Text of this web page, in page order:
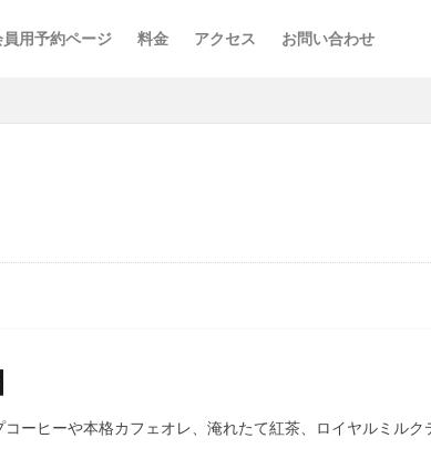
員用予約ページ 料金 アクセス お問い合わせ
ーヒーや本格カフェオレ、淹れたて紅茶、ロイヤルミルク